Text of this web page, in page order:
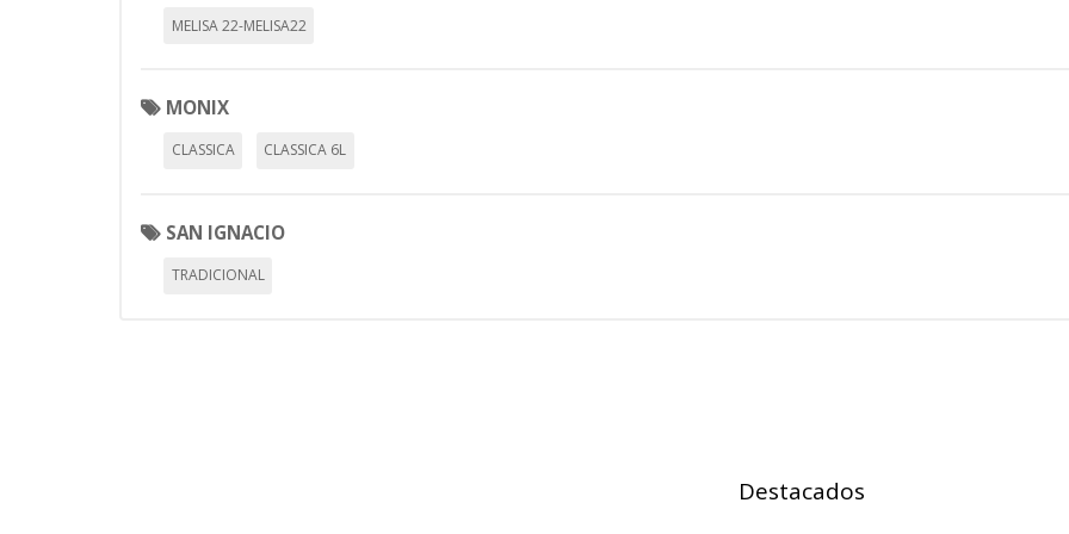
MELISA 22-MELISA22
MONIX
CLASSICA CLASSICA 6L
SAN IGNACIO
TRADICIONAL
Destacados